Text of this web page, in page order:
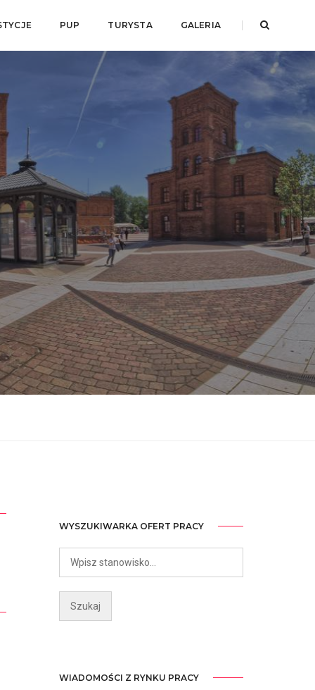
PUP TURYSTA GALERIA
WYSZUKIWARKA OFERT PRACY
WIADOMOŚCI Z RYNKU PRACY